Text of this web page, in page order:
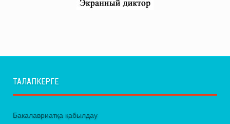
ТАЛАПКЕРГЕ
Бакалавриатқа қабылдау